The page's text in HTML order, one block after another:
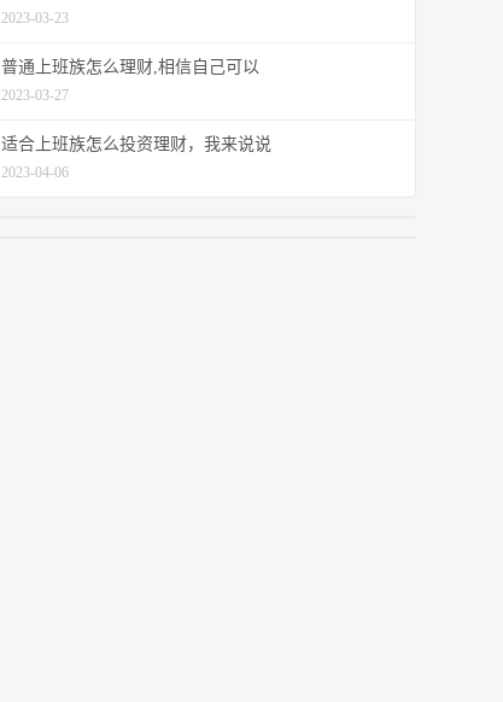
2023-03-23
普通上班族怎么理财,相信自己可以
2023-03-27
适合上班族怎么投资理财，我来说说
2023-04-06